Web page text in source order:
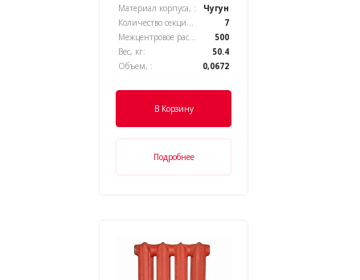
Материал корпуса, :
Чугун
Количество секций, :
7
Межцентровое расстояние, :
500
Вес, кг:
50.4
Объем, :
0,0672
В Корзину
Подробнее